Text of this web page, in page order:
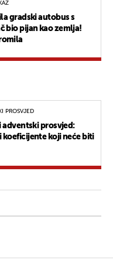
gradski autobus s
bio pijan kao zemlja!
PROSVJED
adventski prosvjed:
koeficijente koji neće biti